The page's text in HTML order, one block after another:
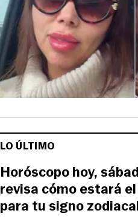
LO ÚLTIMO
Horóscopo hoy,
revisa cómo estará
para tu signo